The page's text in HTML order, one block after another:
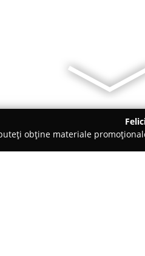
obține materiale